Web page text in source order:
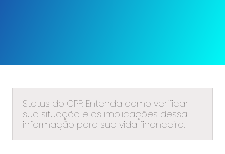
Status do CPF: Entenda como verificar
sua situação e as implicações dessa
informação para sua vida financeira.